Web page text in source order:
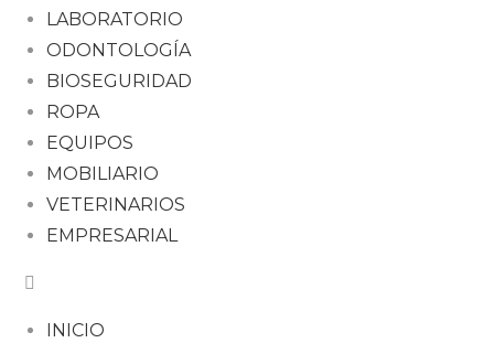
LABORATORIO
ODONTOLOGÍA
BIOSEGURIDAD
ROPA
EQUIPOS
MOBILIARIO
VETERINARIOS
EMPRESARIAL
INICIO